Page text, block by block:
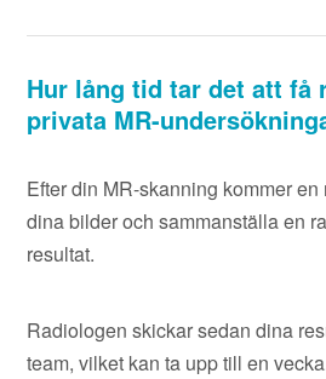
Hur lång tid tar det att få
privata MR-
Efter din MR-skanning kommer
dina bilder och sammanställa en
resultat.
Radiologen skickar sedan dina
team, vilket kan ta upp till en